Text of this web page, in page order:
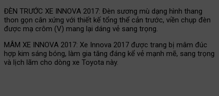
ĐÈN TRƯỚC XE INNOVA 2017: Đèn sương mù dạng hình thang
thon gọn cân xứng với thiết kế tổng thể cản trước, viền chụp đèn
được mạ crôm (V) mang lại dáng vẻ sang trọng.
MÂM XE INNOVA 2017: Xe Innova 2017 được trang bị mâm đúc
hợp kim sáng bóng, làm gia tăng đáng kể vẻ mạnh mẽ, sang trọng
và lịch lãm cho dòng xe Toyota này.